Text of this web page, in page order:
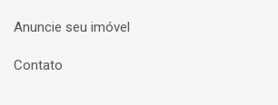
Anuncie seu imóvel
Contato